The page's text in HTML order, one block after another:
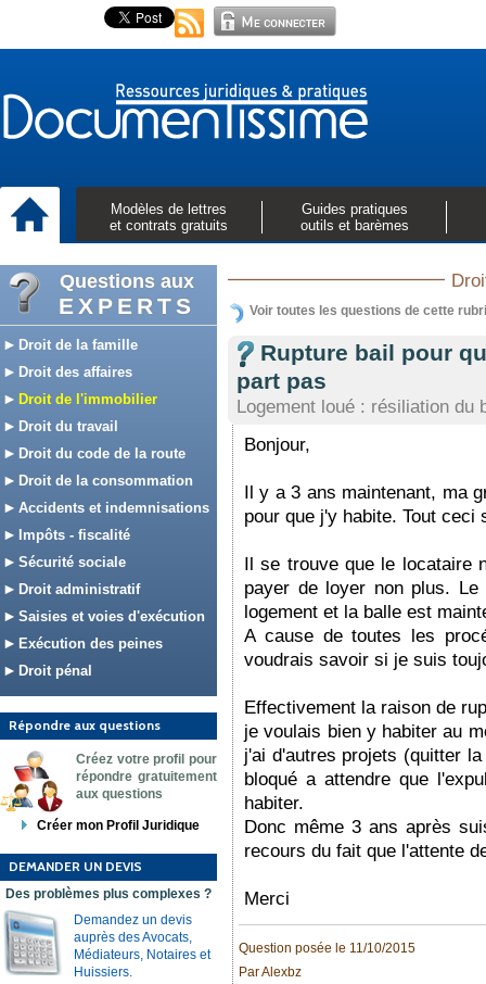
Modèles de lettres
et contrats gratuits
Guides pratiques
outils et barèmes
Questions aux
EXPERTS
Droit de la famille
Droit des affaires
Droit de l'immobilier
Droit du travail
Droit du code de la route
Droit de la consommation
Accidents et indemnisations
Impôts - fiscalité
Sécurité sociale
Droit administratif
Saisies et voies d'exécution
Exécution des peines
Droit pénal
Répondre aux questions
Créez votre profil pour
répondre gratuitement
aux questions
Créer mon Profil Juridique
DEMANDER UN DEVIS
Des problèmes plus complexes ?
Demandez un devis
auprès des Avocats,
Médiateurs, Notaires et
Huissiers.
Voir toutes les questions de cette
Rupture bail pour
part pas
Logement loué : résiliation du
Bonjour,
Il y a 3 ans maintenant, ma
pour que j'y habite. Tout ceci
Il se trouve que le locataire
payer de loyer non plus.
logement et la balle est
A cause de toutes les
voudrais savoir si je suis
Effectivement la raison de
je voulais bien y habiter au
j'ai d'autres projets (quitter
bloqué a attendre que
habiter.
Donc même 3 ans après
recours du fait que l'attente
Merci
Question posée le 11/10/2015
Par Alexbz